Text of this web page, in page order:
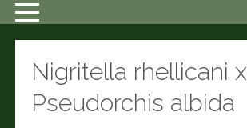
Nigritella rhellicani x
Pseudorchis albida